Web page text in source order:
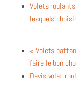
Volets
lesquels
« Volets
faire le bon
Devis volet